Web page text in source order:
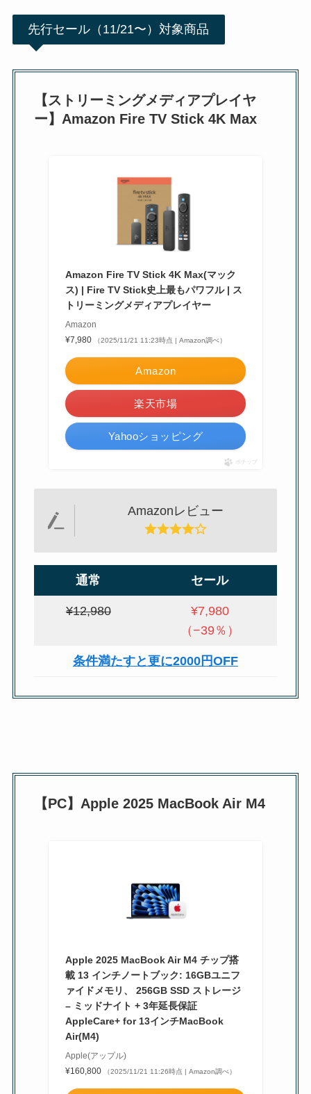
先行セール（11/21〜）対象商品
【ストリーミングメディアプレイヤ
ー】Amazon Fire TV Stick 4K Max
Amazon Fire TV Stick 4K Max(マック
ス) | Fire TV Stick史上最もパワフル | ス
トリーミングメディアプレイヤー
Amazon
¥7,980
（2025/11/21 11:23時点 | Amazon調べ）
Amazon
楽天市場
Yahooショッピング
ポチップ
Amazonレビュー
通常 セール
¥12,980
¥7,980
（−39％）
条件満たすと更に2000円OFF
【PC】Apple 2025 MacBook Air M4
Apple 2025 MacBook Air M4 チップ搭
載 13 インチノートブック: 16GBユニフ
ァイドメモリ、 256GB SSD ストレージ
– ミッドナイト + 3年延長保証
AppleCare+ for 13インチMacBook
Air(M4)
Apple(アップル)
¥160,800
（2025/11/21 11:26時点 | Amazon調べ）